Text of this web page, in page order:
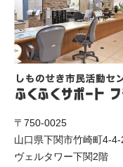
〒750-0025
山口県下関市竹崎町4-4-
ヴェルタワー下関2階